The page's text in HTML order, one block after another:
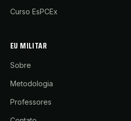
Curso EsPCEx
EU MILITAR
Sobre
Metodologia
Professores